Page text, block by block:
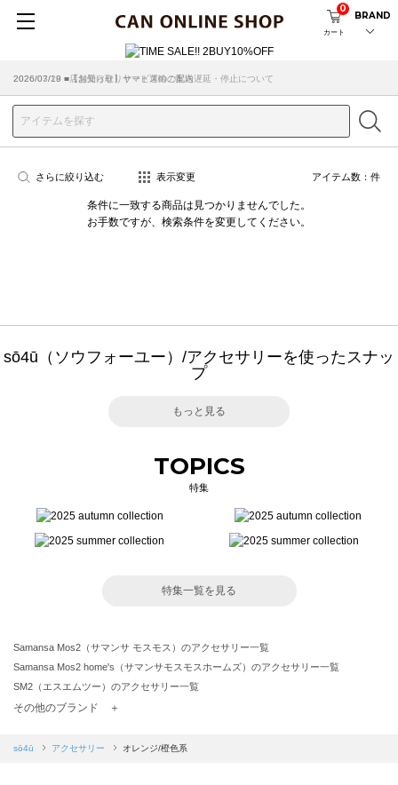
カート
0
BRAND
2026/07/29 ■【お知らせ】ヤマト運輸の配送遅延・停止について
2026/03/18 ■店舗受け取りサービスのご案内
さらに絞り込む 表示変更 アイテム数： 件
条件に一致する商品は見つかりませんでした。
お手数ですが、検索条件を変更してください。
sō4ū（ソウフォーユー）/アクセサリーを使ったスナッ
プ
もっと見る
TOPICS
特集
特集一覧を見る
Samansa Mos2（サマンサ モスモス）のアクセサリー一覧
Samansa Mos2 home's（サマンサモスモスホームズ）のアクセサリー一覧
SM2（エスエムツー）のアクセサリー一覧
TSUHARU by Samansa Mos2（ツハルバイサマンサモスモス）のアクセサリー一覧
Samansa Mos2 blue（サマンサモスモス ブルー）のアクセサリー一覧
その他のブランド ＋
sō4ū アクセサリー オレンジ/橙色系